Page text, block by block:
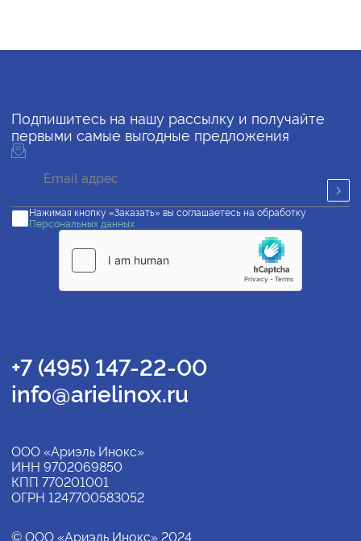
Подпишитесь на нашу рассылку и получайте
первыми самые выгодные предложения
Нажимая кнопку «Заказать» вы соглашаетесь на обработку
Персональных данных
+7 (495) 147-22-00
info@arielinox.ru
ООО «Ариэль Инокс»
ИНН 9702069850
КПП 770201001
ОГРН 1247700583052
© ООО «Ариэль Инокс» 2024